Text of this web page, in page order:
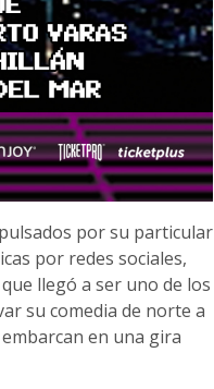
por su particular
por redes sociales,
llegó a ser uno de los
su comedia de norte a
en una gira